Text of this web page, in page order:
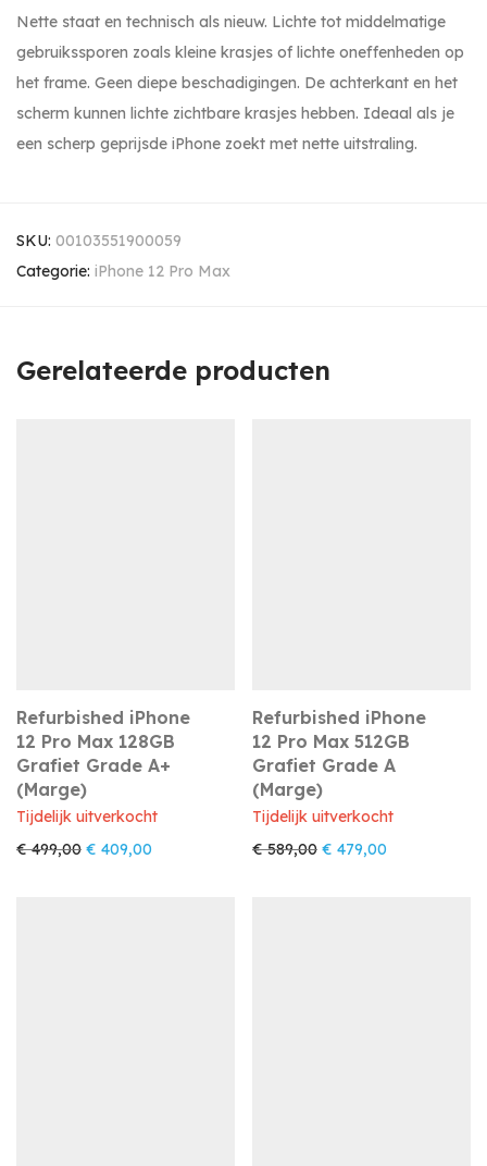
Nette staat en technisch als nieuw. Lichte tot middelmatige
gebruikssporen zoals kleine krasjes of lichte oneffenheden op
het frame. Geen diepe beschadigingen. De achterkant en het
scherm kunnen lichte zichtbare krasjes hebben. Ideaal als je
een scherp geprijsde iPhone zoekt met nette uitstraling.
SKU: 00103551900059
Categorie: iPhone 12 Pro Max
Gerelateerde producten
Refurbished iPhone
12 Pro Max 128GB
Grafiet Grade A+
(Marge)
Tijdelijk uitverkocht
€499,00 Oorspronkelijke prijs was: € 499,00.
€ 409,00 Huidige prijs is: € 409,00.
Refurbished iPhone
12 Pro Max 512GB
Grafiet Grade A
(Marge)
Tijdelijk uitverkocht
€589,00 Oorspronkelijke prijs
€ 479,00